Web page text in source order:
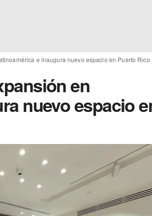
e inaugura nuevo espacio en Puerto Rico
en
nuevo espacio